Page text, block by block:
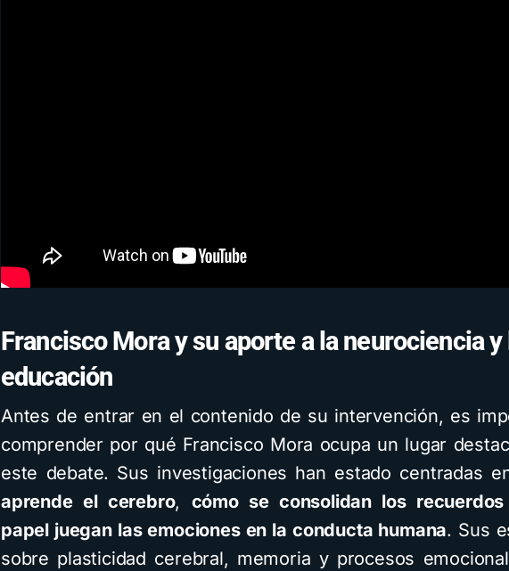
Francisco Mora y su aporte a la neurociencia y
educación
Antes de entrar en el contenido de su intervención, es
comprender por qué Francisco Mora ocupa un lugar
este debate. Sus investigaciones han estado centradas
aprende el cerebro, cómo se consolidan los recuerdos
papel juegan las emociones en la conducta humana. Sus
sobre plasticidad cerebral, memoria y procesos